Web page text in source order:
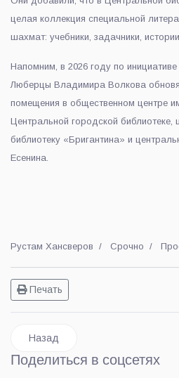
целая коллекция специальной
шахмат: учебники, задачники,
Напомним, в 2026 году по
Люберцы Владимира Волкова
помещения в общественном центре
Центральной городской библиотеке,
библиотеку «Бригантина» и
Есенина.
Рустам Хансверов Срочно
Печать
Предыдущий: Две золотые и
Назад
Поделиться в соцсетях